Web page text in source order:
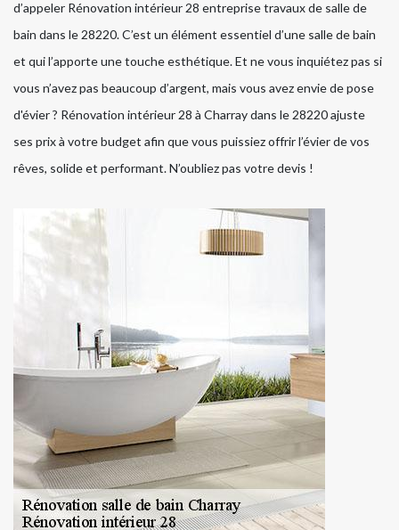
d’appeler Rénovation intérieur 28 entreprise travaux de salle de
bain dans le 28220. C’est un élément essentiel d’une salle de bain
et qui l’apporte une touche esthétique. Et ne vous inquiétez pas si
vous n’avez pas beaucoup d’argent, mais vous avez envie de pose
d'évier ? Rénovation intérieur 28 à Charray dans le 28220 ajuste
ses prix à votre budget afin que vous puissiez offrir l’évier de vos
rêves, solide et performant. N’oubliez pas votre devis !